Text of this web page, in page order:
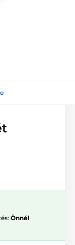
Önnél